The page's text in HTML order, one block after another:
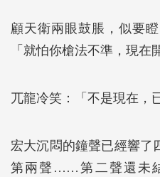
顧天衛兩眼鼓脹，似要
「就怕你槍法不準，現在
兀龍冷笑：「不是現在，
宏大沉悶的鐘聲已經響
第兩聲……第二聲還未